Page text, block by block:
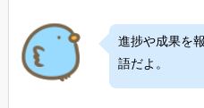
進捗や成果を
語だよ。